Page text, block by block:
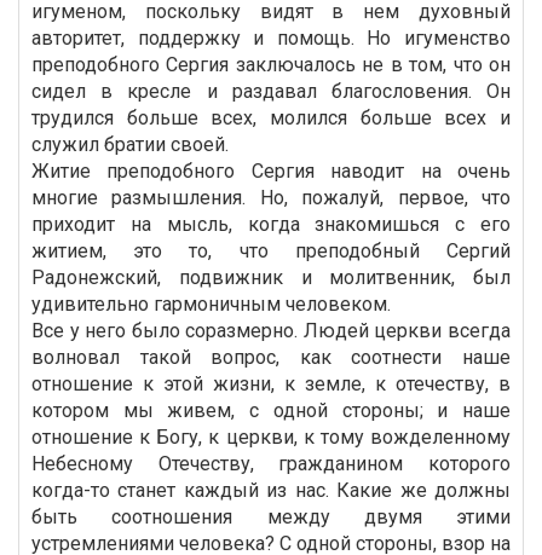
игуменом, поскольку видят в нем духовный
авторитет, поддержку и помощь. Но игуменство
преподобного Сергия заключалось не в том, что он
сидел в кресле и раздавал благословения. Он
трудился больше всех, молился больше всех и
служил братии своей.
Житие преподобного Сергия наводит на очень
многие размышления. Но, пожалуй, первое, что
приходит на мысль, когда знакомишься с его
житием, это то, что преподобный Сергий
Радонежский, подвижник и молитвенник, был
удивительно гармоничным человеком.
Все у него было соразмерно. Людей церкви всегда
волновал такой вопрос, как соотнести наше
отношение к этой жизни, к земле, к отечеству, в
котором мы живем, с одной стороны; и наше
отношение к Богу, к церкви, к тому вожделенному
Небесному Отечеству, гражданином которого
когда-то станет каждый из нас. Какие же должны
быть соотношения между двумя этими
устремлениями человека? С одной стороны, взор на